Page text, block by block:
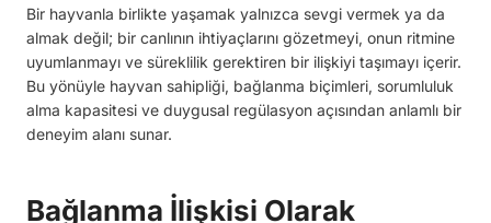
Bir hayvanla birlikte yaşamak yalnızca sevgi vermek ya da
almak değil; bir canlının ihtiyaçlarını gözetmeyi, onun ritmine
uyumlanmayı ve süreklilik gerektiren bir ilişkiyi taşımayı içerir.
Bu yönüyle hayvan sahipliği, bağlanma biçimleri, sorumluluk
alma kapasitesi ve duygusal regülasyon açısından anlamlı bir
deneyim alanı sunar.
Bağlanma İlişkisi Olarak